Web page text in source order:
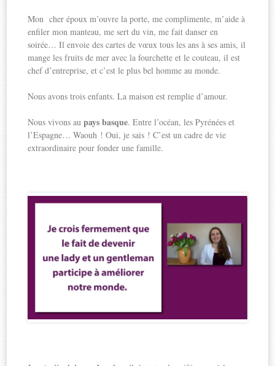
Mon cher époux m’ouvre la porte, me complimente, m’aide à
enfiler mon manteau, me sert du vin, me fait danser en
soirée… Il envoie des cartes de vœux tous les ans à ses amis, il
mange les fruits de mer avec la fourchette et le couteau, il est
chef d’entreprise, et c’est le plus bel homme au monde.
Nous avons trois enfants. La maison est remplie d’amour.
Nous vivons aupays basque. Entre l’océan, les Pyrénées et
l’Espagne… Waouh ! Oui, je sais ! C’est un cadre de vie
extraordinaire pour fonder une famille.